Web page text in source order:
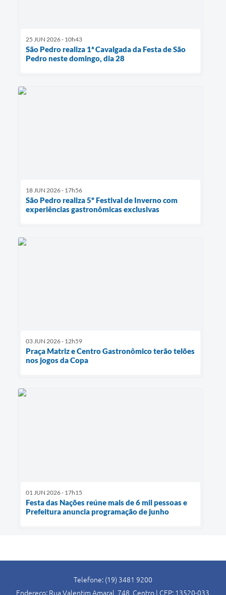
25 JUN 2026 - 10h43
São Pedro realiza 1ª Cavalgada da Festa de São
Pedro neste domingo, dia 28
18 JUN 2026 - 17h56
São Pedro realiza 5º Festival de Inverno com
experiências gastronômicas exclusivas
03 JUN 2026 - 12h59
Praça Matriz e Centro Gastronômico terão telões
nos jogos da Copa
01 JUN 2026 - 17h15
Festa das Nações reúne mais de 6 mil pessoas e
Prefeitura anuncia programação de junho
Telefone: (19) 3481 9200
Endereço: Rua Valentim Amaral, 748, Centro | CEP: 13520-033